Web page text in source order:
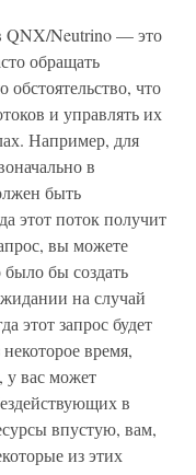
QNX/Neutrino — это
обращать
что
и управлять их
Например, для
в
быть
этот поток получит
вы можете
бы создать
на случай
этот запрос будет
время,
у вас может
в
впустую, вам,
из этих